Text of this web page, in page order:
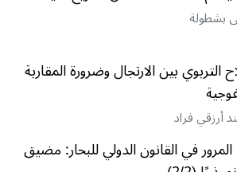
بشطولة
التربوي بين الارتجال وضرورة المقاربة
أرزقي فراد
في القانون الدولي للبحار: مضيق